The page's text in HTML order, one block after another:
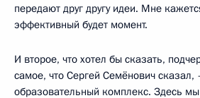
передают друг другу идеи. Мне
эффективный будет момент.
И второе, что хотел бы сказать,
самое, что Сергей Семёнович сказал,
образовательный комплекс. Здесь